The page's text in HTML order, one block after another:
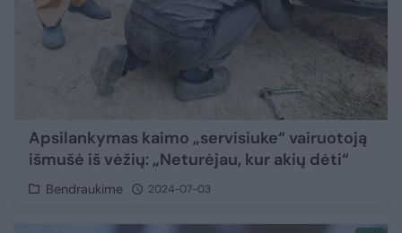
Apsilankymas kaimo „servisiuke“ vairuotoją
išmušė iš vėžių: „Neturėjau, kur akių dėti“
Bendraukime 2024-07-03